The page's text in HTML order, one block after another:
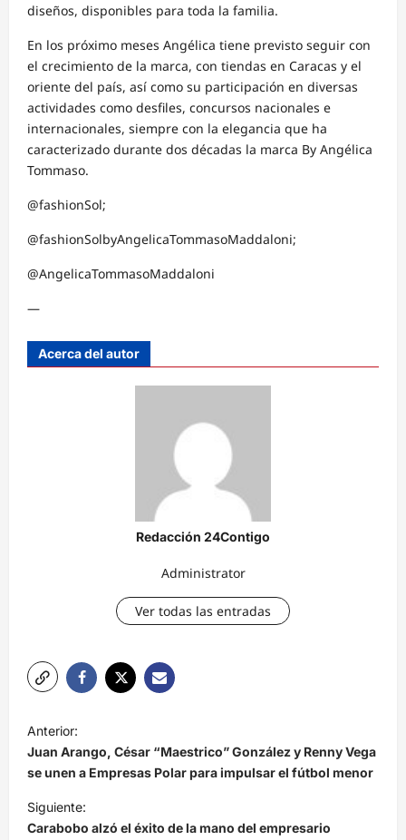
diseños, disponibles para toda la familia.
En los próximo meses Angélica tiene previsto seguir con
el crecimiento de la marca, con tiendas en Caracas y el
oriente del país, así como su participación en diversas
actividades como desfiles, concursos nacionales e
internacionales, siempre con la elegancia que ha
caracterizado durante dos décadas la marca By Angélica
Tommaso.
@fashionSol;
@fashionSolbyAngelicaTommasoMaddaloni;
@AngelicaTommasoMaddaloni
—
Acerca del autor
Redacción 24Contigo
Administrator
Ver todas las entradas
N
a
v
e
g
Anterior:
Juan Arango, César “Maestrico” González y Renny Vega
se unen a Empresas Polar para impulsar el fútbol menor
Siguiente:
Carabobo alzó el éxito de la mano del empresario